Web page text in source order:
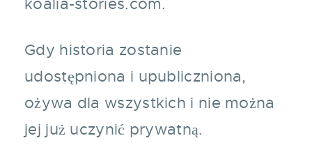
koalia-stories.com.
Gdy historia zostanie
udostępniona i upubliczniona,
ożywa dla wszystkich i nie można
jej już uczynić prywatną.